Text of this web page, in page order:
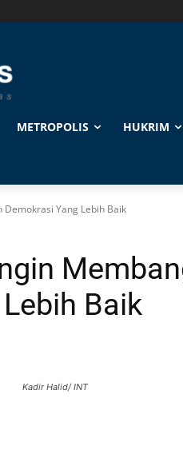
METROPOLIS HUKRIM
Yang Lebih Baik
Baik
Kadir Halid/ INT